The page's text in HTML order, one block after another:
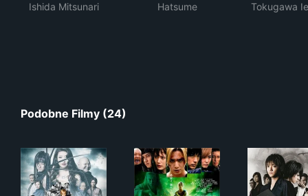
Ishida Mitsunari
Hatsume
Tokugawa
Podobne Filmy (24)